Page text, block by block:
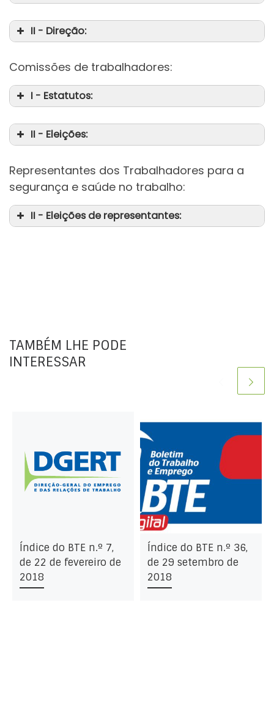
II - Direção:
Comissões de trabalhadores:
I - Estatutos:
II - Eleições:
da
Representantes dos Trabalhadores para a
segurança e saúde no trabalho:
II - Eleições de representantes:
TAMBÉM LHE PODE
INTERESSAR
Índice do BTE n.º 7,
de 22 de fevereiro de
2018
Índice do BTE n.º 36,
de 29 setembro de
2018